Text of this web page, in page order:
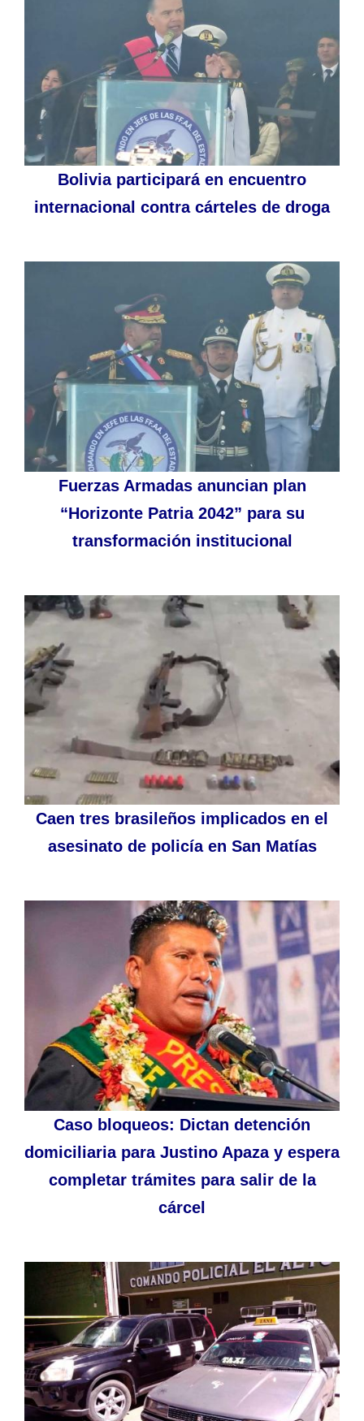
Bolivia participará en encuentro
internacional contra cárteles de droga
Fuerzas Armadas anuncian plan
“Horizonte Patria 2042” para su
transformación institucional
Caen tres brasileños implicados en el
asesinato de policía en San Matías
Caso bloqueos: Dictan detención
domiciliaria para Justino Apaza y espera
completar trámites para salir de la
cárcel